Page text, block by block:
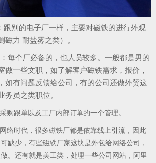
别的电子厂一样，主要对磁铁的进行外观
磁力 耐盐雾之类）。
每个厂必备的，也人员较多。一般都是男的
做一些文职，如了解客户磁铁需求，报价，
如有问题反馈给公司，有的公司还做外贸这
务员之类职位。
购跟单以及工厂内部订单的一个管理。
络时代，很多磁铁厂都是依靠线上引流，因此
缺少，有些磁铁厂家这块是外包给网络公司，
。还有就是美工类，处理一些公司网站，阿里